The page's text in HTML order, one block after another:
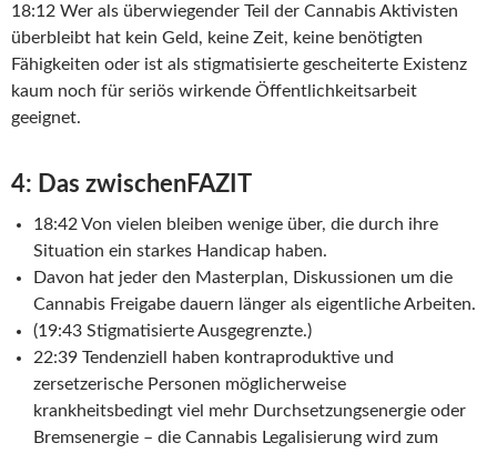
18:12 Wer als überwiegender Teil der Cannabis Aktivisten
überbleibt hat kein Geld, keine Zeit, keine benötigten
Fähigkeiten oder ist als stigmatisierte gescheiterte Existenz
kaum noch für seriös wirkende Öffentlichkeitsarbeit
geeignet.
4: Das zwischenFAZIT
18:42 Von vielen bleiben wenige über, die durch ihre
Situation ein starkes Handicap haben.
Davon hat jeder den Masterplan, Diskussionen um die
Cannabis Freigabe dauern länger als eigentliche Arbeiten.
(19:43 Stigmatisierte Ausgegrenzte.)
22:39 Tendenziell haben kontraproduktive und
zersetzerische Personen möglicherweise
krankheitsbedingt viel mehr Durchsetzungsenergie oder
Bremsenergie – die Cannabis Legalisierung wird zum